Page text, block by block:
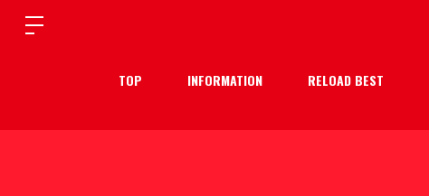
TOP INFORMATION RELOAD BEST